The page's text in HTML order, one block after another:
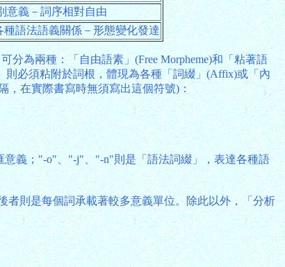
意義－詞序相對自由
種語法語義關係－形態變化發達
為兩種：「自由語素」(Free Morpheme)和「粘著語
則必須粘附於詞根，體現為各種「詞綴」(Affix)或「內
，在實際書寫時無須寫出這個符號)：
意義；"-o"、"-j"、"-n"則是「語法詞綴」，表達各種語
者則是每個詞承載著較多意義單位。除此以外，「分析